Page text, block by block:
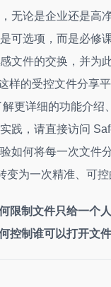
无论是企业还是高
可选项，而是必修
文件的交换，并为
样的受控文件分享
更详细的功能介绍
践，请直接访问
如何将每一次文件
变为一次精准、可控
限制文件只给一个
控制谁可以打开文